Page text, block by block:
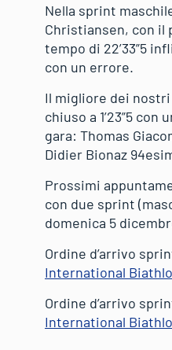
Nella sprint
Christiansen, con il
tempo di 22’33”5
con un errore.
Il migliore dei
chiuso a 1’23”5
gara: Thomas
Didier Bionaz
Prossimi
con due sprint
domenica 5
Ordine d’arrivo
International
Ordine d’arrivo
International